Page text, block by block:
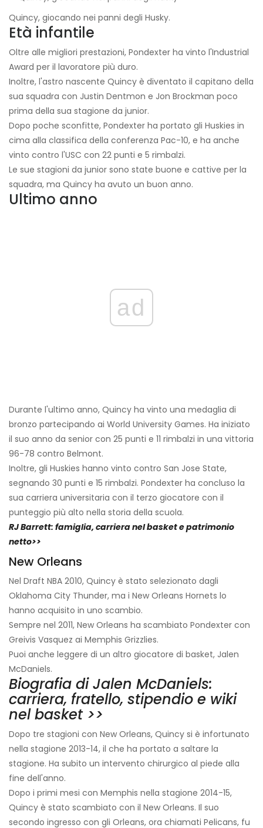
Quincy, giocando nei panni degli Husky.
Età infantile
Oltre alle migliori prestazioni, Pondexter ha vinto l'Industrial
Award per il lavoratore più duro.
Inoltre, l'astro nascente Quincy è diventato il capitano della
sua squadra con Justin Dentmon e Jon Brockman poco
prima della sua stagione da junior.
Dopo poche sconfitte, Pondexter ha portato gli Huskies in
cima alla classifica della conferenza Pac-10, e ha anche
vinto contro l'USC con 22 punti e 5 rimbalzi.
Le sue stagioni da junior sono state buone e cattive per la
squadra, ma Quincy ha avuto un buon anno.
Ultimo anno
ad
Durante l'ultimo anno, Quincy ha vinto una medaglia di
bronzo partecipando ai World University Games. Ha iniziato
il suo anno da senior con 25 punti e 11 rimbalzi in una vittoria
96-78 contro Belmont.
Inoltre, gli Huskies hanno vinto contro San Jose State,
segnando 30 punti e 15 rimbalzi. Pondexter ha concluso la
sua carriera universitaria con il terzo giocatore con il
punteggio più alto nella storia della scuola.
RJ Barrett: famiglia, carriera nel basket e patrimonio
netto>>
New Orleans
Nel Draft NBA 2010, Quincy è stato selezionato dagli
Oklahoma City Thunder, ma i New Orleans Hornets lo
hanno acquisito in uno scambio.
Sempre nel 2011, New Orleans ha scambiato Pondexter con
Greivis Vasquez ai Memphis Grizzlies.
Puoi anche leggere di un altro giocatore di basket, Jalen
McDaniels.
Biografia di Jalen McDaniels:
carriera, fratello, stipendio e wiki
nel basket >>
Dopo tre stagioni con New Orleans, Quincy si è infortunato
nella stagione 2013-14, il che ha portato a saltare la
stagione. Ha subito un intervento chirurgico al piede alla
fine dell'anno.
Dopo i primi mesi con Memphis nella stagione 2014-15,
Quincy è stato scambiato con il New Orleans. Il suo
secondo ingresso con gli Orleans, ora chiamati Pelicans, fu